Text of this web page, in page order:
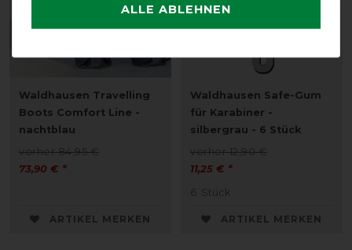
Waldhausen Travelling
Boots Comfort Line -
nachtblau
vorher 84,95 €
73,90 € *
ARTIKEL MERKEN
Waldhausen Safe-Gum
für Karabiner -
silbergrau - 6 Stück
vorher 12,90 €
11,25 € *
6 Stück
ARTIKEL MERKEN
ALLE ABLEHNEN